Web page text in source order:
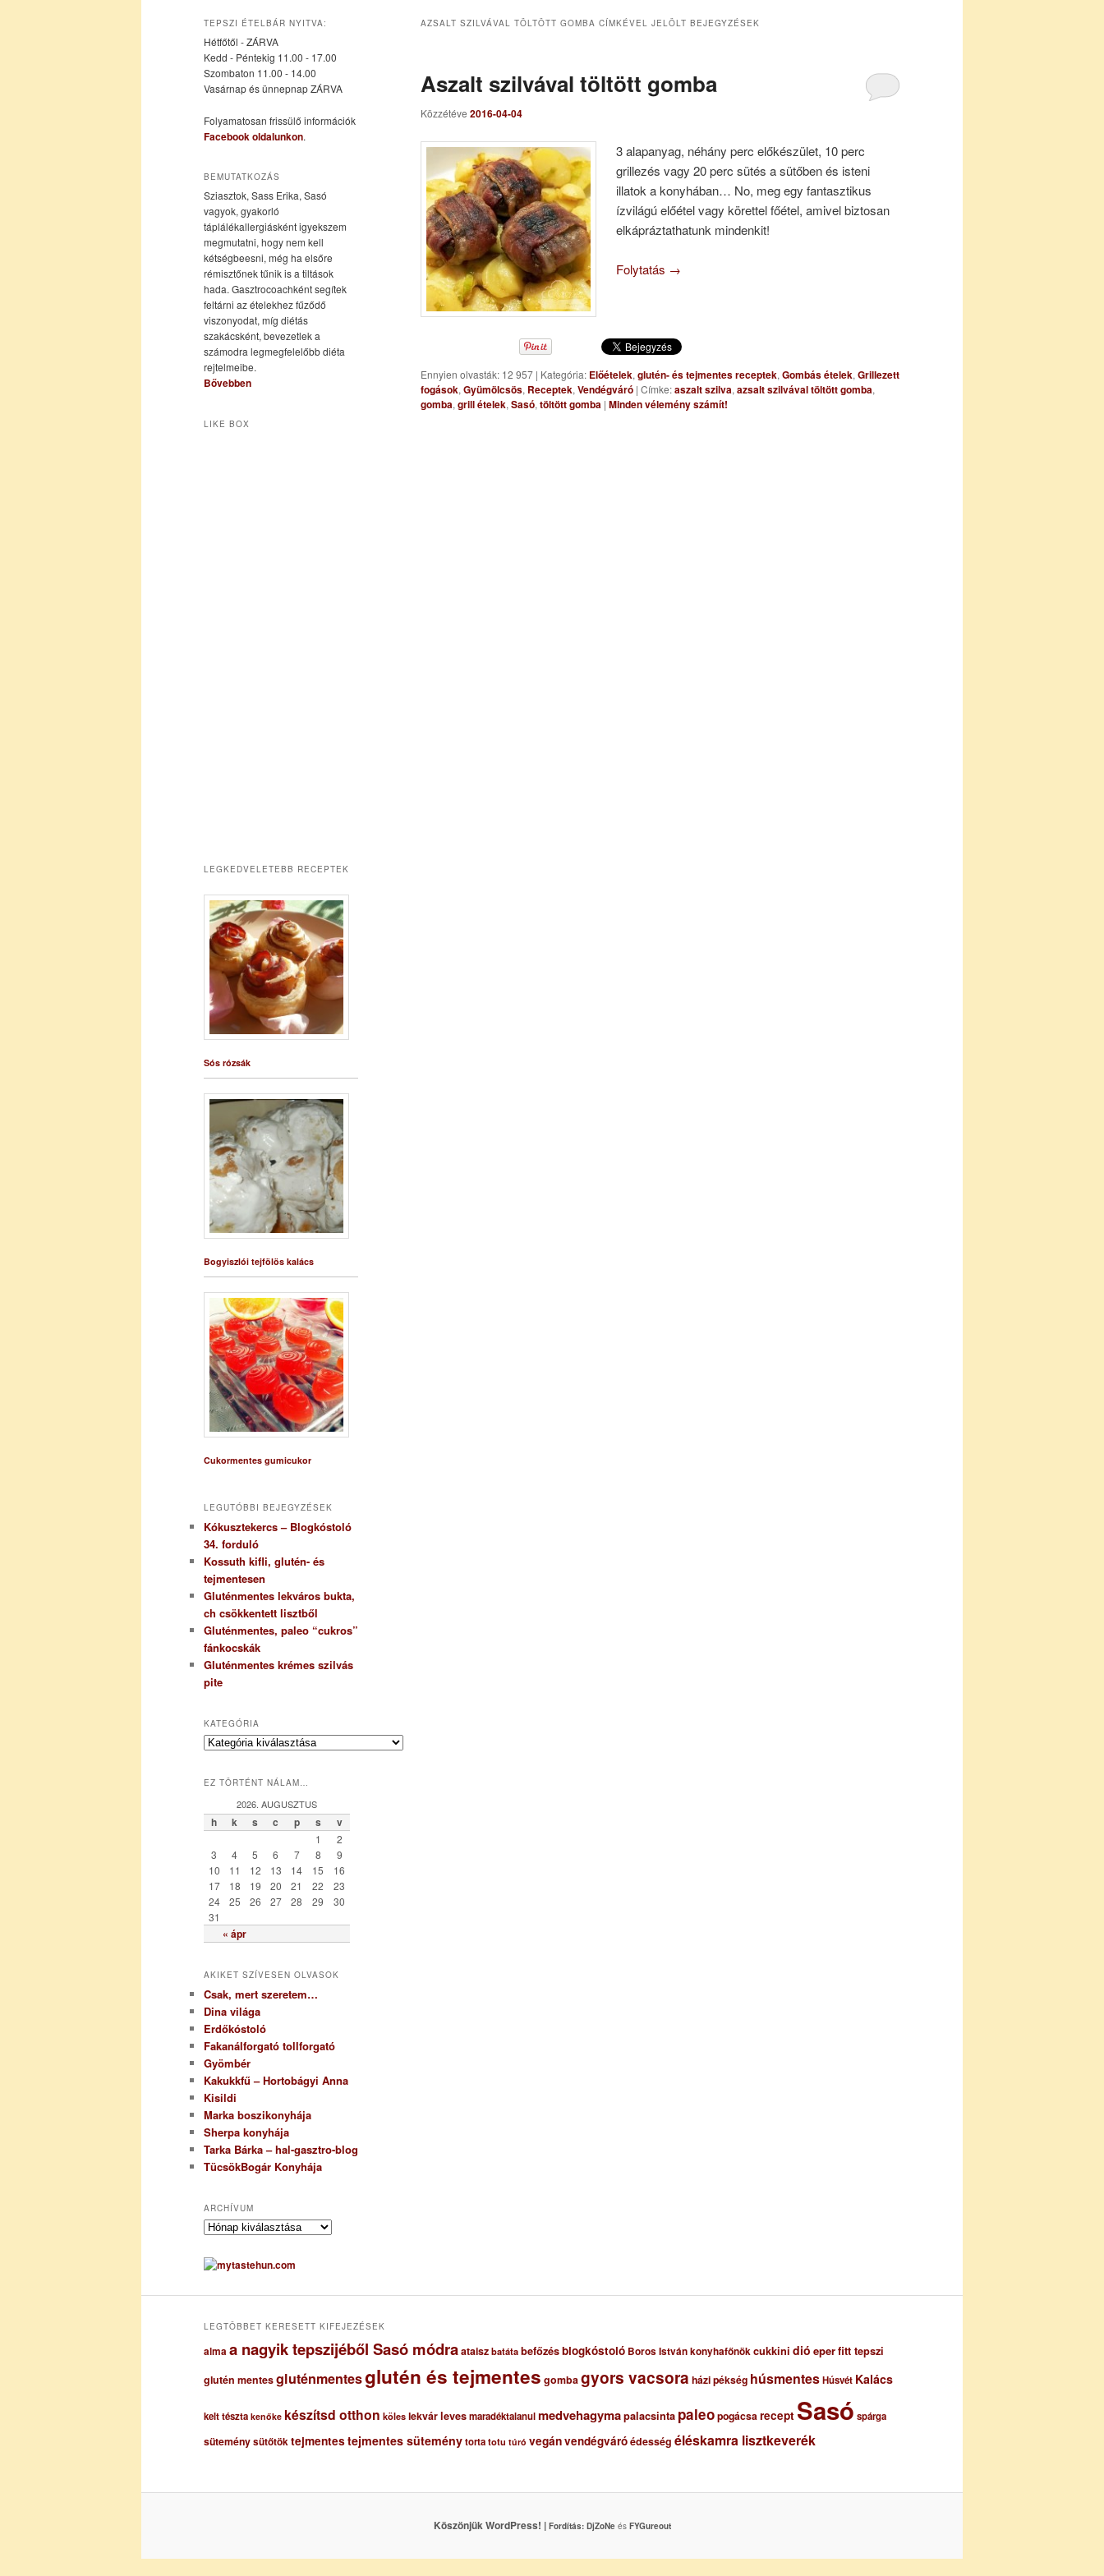
elsődleges
tartalomra
másodlagos
tartalomra
AZSALT SZILVÁVAL TÖLTÖTT GOMBA CÍMKÉVEL JELÖLT BEJEGYZÉSEK
Aszalt szilvával töltött gomba
Közzétéve 2016-04-04
3 alapanyag, néhány perc előkészület, 10 perc
grillezés vagy 20 perc sütés a sütőben és isteni
illatok a konyhában… No, meg egy fantasztikus
ízvilágú előétel vagy körettel főétel, amivel biztosan
elkápráztathatunk mindenkit!
Folytatás →
Ennyien olvasták: 12 957 | Kategória: Előételek, glutén- és tejmentes receptek, Gombás ételek, Grillezett
fogások, Gyümölcsös, Receptek, Vendégváró | Címke:aszalt szilva, azsalt szilvával töltött gomba,
gomba, grill ételek, Sasó, töltött gomba | Minden vélemény számít!
TEPSZI ÉTELBÁR NYITVA:
Hétfőtől - ZÁRVA
Kedd - Péntekig 11.00 - 17.00
Szombaton 11.00 - 14.00
Vasárnap és ünnepnap ZÁRVA
Folyamatosan frissülő információk
Facebook oldalunkon.
BEMUTATKOZÁS
Sziasztok, Sass Erika, Sasó
vagyok, gyakorló
táplálékallergiásként igyekszem
megmutatni, hogy nem kell
kétségbeesni, még ha elsőre
rémisztőnek tűnik is a tiltások
hada. Gasztrocoachként segítek
feltárni az ételekhez fűződő
viszonyodat, míg diétás
szakácsként, bevezetlek a
számodra legmegfelelőbb diéta
rejtelmeibe.
Bővebben
LIKE BOX
LEGKEDVELETEBB RECEPTEK
Sós rózsák
Bogyiszlói tejfölös kalács
Cukormentes gumicukor
LEGUTÓBBI BEJEGYZÉSEK
Kókusztekercs – Blogkóstoló
34. forduló
Kossuth kifli, glutén- és
tejmentesen
Gluténmentes lekváros bukta,
ch csökkentett lisztből
Gluténmentes, paleo “cukros”
fánkocskák
Gluténmentes krémes szilvás
pite
KATEGÓRIA
K
e
r
EZ TÖRTÉNT NÁLAM…
2026. AUGUSZTUS
h k s c p s v
« ápr
1
2
3
4 5 6 7 8
9
10
11 12 13 14 15
16
17
18 19 20 21 22
23
24
25 26 27 28 29
30
31
AKIKET SZÍVESEN OLVASOK
Csak, mert szeretem…
Dina világa
Erdőkóstoló
Fakanálforgató tollforgató
Gyömbér
Kakukkfű – Hortobágyi Anna
Kisildi
Marka boszikonyhája
Sherpa konyhája
Tarka Bárka – hal-gasztro-blog
TücsökBogár Konyhája
ARCHÍVUM
A
c
h
uLEGTÖBBET KERESETT KIFEJEZÉSEK
almaa nagyik tepszijéből Sasó módraataisz batáta befőzésblogkóstoló Boros István konyhafőnökcukkini dió eperfitt tepszi
glutén mentesgluténmentesglutén és tejmentes gombagyors vacsora házi pékség húsmentesHúsvét Kalács
kelt tészta kenőke készítsd otthon köles lekvárlevesmaradéktalanulmedvehagymapalacsinta paleopogácsarecept Sasó spárga
süteménysütőtöktejmentestejmentes süteménytorta totu túró vegánvendégváróédesség éléskamra lisztkeverék
Köszönjük WordPress! | Fordítás: DjZoNeés FYGureout